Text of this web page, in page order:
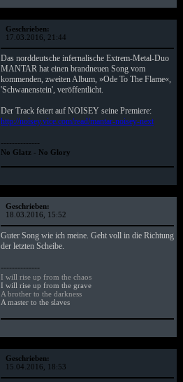
Geschrieben:
17.03.2016, 21:44
Das norddeutsche infernalische Extrem-Metal-Duo
MANTAR hat einen brandneuen Song vom
kommenden, zweiten Album, »Ode To The Flame«,
'Schwanenstein', veröffentlicht.
Der Track feiert auf NOISEY seine Premiere:
http://noisey.vice.com/read/mantar-noisey-next
--------------
No Glatz - No Glory
Geschrieben:
18.03.2016, 15:52
Guter Song wie ich meine. Geht voll in die Richtung
der letzten Scheibe.
--------------
I will rise up from the chaos
I will rise up from the grave
A brother to the darkness
A master to the slaves
Geschrieben:
15.04.2016, 18:53